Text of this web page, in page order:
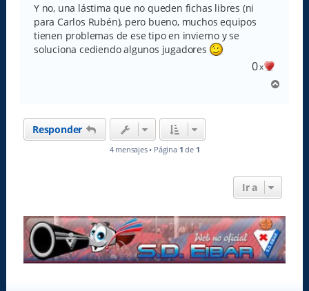
Y no, una lástima que no queden fichas libres (ni
para Carlos Rubén), pero bueno, muchos equipos
tienen problemas de ese tipo en invierno y se
soluciona cediendo algunos jugadores
0x
Responder
4 mensajes • Página 1 de 1
Ir a